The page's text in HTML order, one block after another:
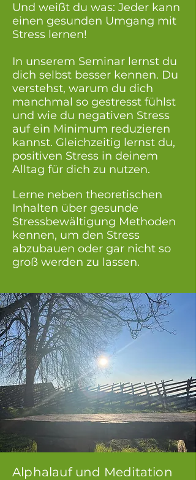
Und weißt du was: Jeder kann
einen gesunden Umgang mit
Stress lernen!
In unserem Seminar lernst du
dich selbst besser kennen. Du
verstehst, warum du dich
manchmal so gestresst fühlst
und wie du negativen Stress
auf ein Minimum reduzieren
kannst. Gleichzeitig lernst du,
positiven Stress in deinem
Alltag für dich zu nutzen.
Lerne neben theoretischen
Inhalten über gesunde
Stressbewältigung Methoden
kennen, um den Stress
abzubauen oder gar nicht so
groß werden zu lassen.
Alphalauf und Meditation